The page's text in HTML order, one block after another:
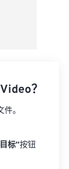
？
。
标”按钮